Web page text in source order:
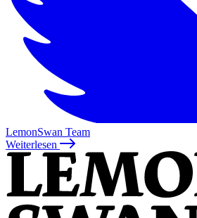
LemonSwan Team
Weiterlesen